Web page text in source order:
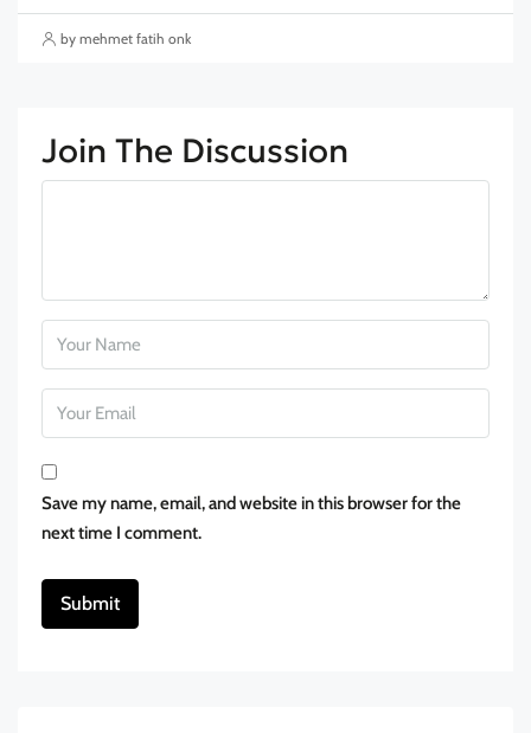
by mehmet fatih onk
Join The Discussion
Save my name, email, and website in this browser for the
next time I comment.